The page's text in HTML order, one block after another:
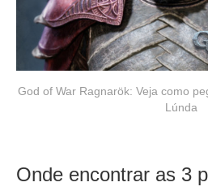
God of War Ragnarök: Veja como
Lúnda
Onde encontrar as 3